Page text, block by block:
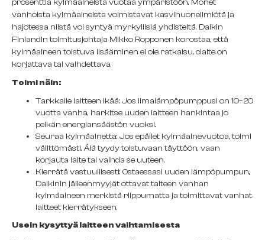
prosenttia kylmäaineista vuotaa ympäristöön. Monet
vanhoista kylmäaineista voimistavat kasvihuoneilmiötä ja
hajotessa niistä voi syntyä myrkyllisiä yhdisteitä. Daikin
Finlandin toimitusjohtaja Mikko Ropponen korostaa, että
kylmäaineen toistuva lisääminen ei ole ratkaisu, claite on
korjattava tai vaihdettava.
Toimi näin:
Tarkkaile laitteen ikää: Jos ilmalämpöpumppusi on 10–20
vuotta vanha, harkitse uuden laitteen hankintaa jo
pelkän energiansäästön vuoksi.
Seuraa kylmäainetta: Jos epäilet kylmäainevuotoa, toimi
välittömästi. Älä tyydy toistuvaan täyttöön, vaan
korjauta laite tai vaihda se uuteen.
Kierrätä vastuullisesti: Ostaessasi uuden lämpöpumpun,
Daikinin jälleenmyyjät ottavat talteen vanhan
kylmäaineen merkistä riippumatta ja toimittavat vanhat
laitteet kierrätykseen.
Usein kysyttyä laitteen vaihtamisesta